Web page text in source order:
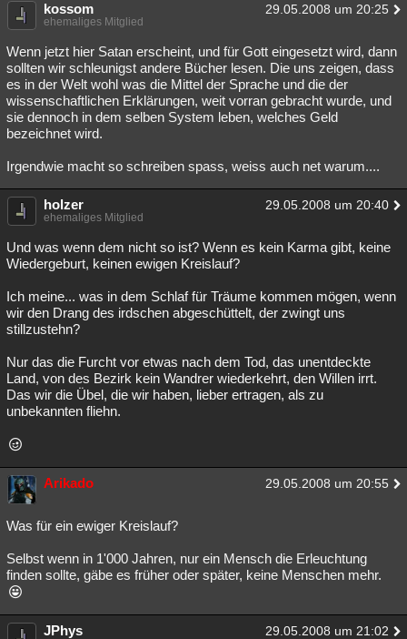
kossom 29.05.2008 um 20:25
ehemaliges Mitglied
Wenn jetzt hier Satan erscheint, und für Gott eingesetzt wird, dann
sollten wir schleunigst andere Bücher lesen. Die uns zeigen, dass
es in der Welt wohl was die Mittel der Sprache und die der
wissenschaftlichen Erklärungen, weit vorran gebracht wurde, und
sie dennoch in dem selben System leben, welches Geld
bezeichnet wird.
Irgendwie macht so schreiben spass, weiss auch net warum....
holzer 29.05.2008 um 20:40
ehemaliges Mitglied
Und was wenn dem nicht so ist? Wenn es kein Karma gibt, keine
Wiedergeburt, keinen ewigen Kreislauf?
Ich meine... was in dem Schlaf für Träume kommen mögen, wenn
wir den Drang des irdschen abgeschüttelt, der zwingt uns
stillzustehn?
Nur das die Furcht vor etwas nach dem Tod, das unentdeckte
Land, von des Bezirk kein Wandrer wiederkehrt, den Willen irrt.
Das wir die Übel, die wir haben, lieber ertragen, als zu
unbekannten fliehn.
Arikado 29.05.2008 um 20:55
Was für ein ewiger Kreislauf?
Selbst wenn in 1'000 Jahren, nur ein Mensch die Erleuchtung
finden sollte, gäbe es früher oder später, keine Menschen mehr.
JPhys 29.05.2008 um 21:02